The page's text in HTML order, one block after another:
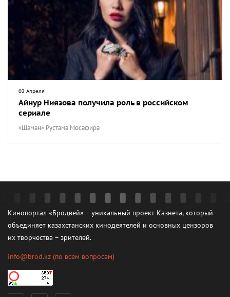
02 Апреля
Айнур Ниязова получила роль в российском
сериале
«Шаман» Рустама Мосафира
Кинопортал «Бродвей» – уникальный проект Казнета, который
объединяет казахстанских кинодеятелей и основных цензоров
их творчества – зрителей.
info@brod.kz (по всем вопросам)